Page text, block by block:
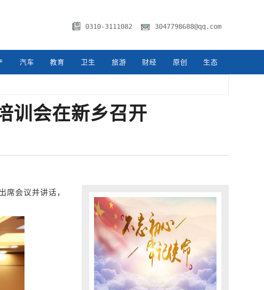
0310-3111082 3047798688@qq.com
汽车 教育 卫生 旅游 财经 原创 生态
训会在新乡召开
会议并讲话，